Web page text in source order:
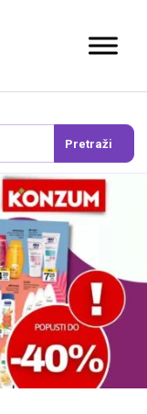
Pretraži